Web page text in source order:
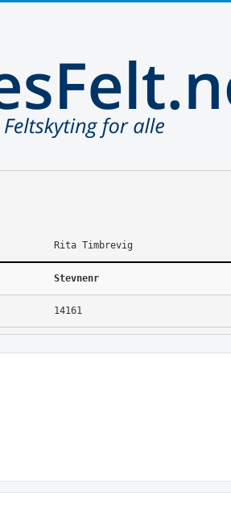
Rita Timbrevig
Stevnenr
14161